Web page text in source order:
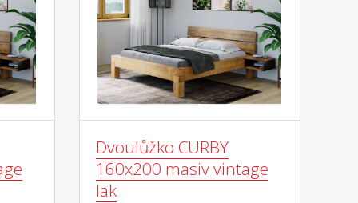
Dvoulůžko CURBY
160x200 masiv vintage
lak